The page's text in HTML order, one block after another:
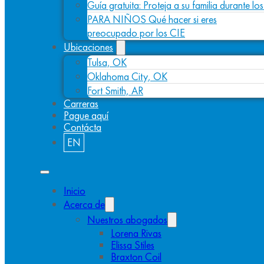
Guía gratuita: Proteja a su familia durante
PARA NIÑOS Qué hacer si eres
preocupado por los CIE
Ubicaciones
Tulsa, OK
Oklahoma City, OK
Fort Smith, AR
Carreras
Pague aquí
Contácta
EN
Inicio
Acerca de
Nuestros abogados
Lorena Rivas
Elissa Stiles
Braxton Coil